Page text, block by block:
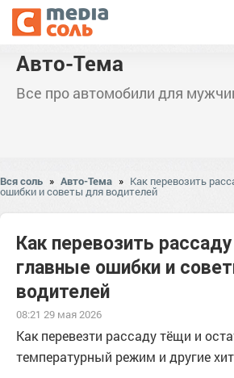
Авто-Тема
Все про автомобили для
Вся соль » Авто-Тема » Как перевозить
ошибки и советы для водителей
Как перевозить
главные ошибки и
водителей
08:21 29 мая 2026
Как перевезти рассаду тёщи и
температурный режим и другие